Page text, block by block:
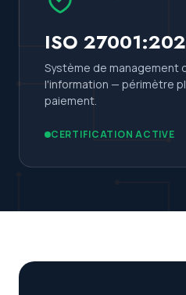
ISO
Système de management
l'information — périmètre
paiement.
CERTIFICATION ACTIVE